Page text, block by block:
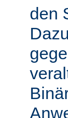
den